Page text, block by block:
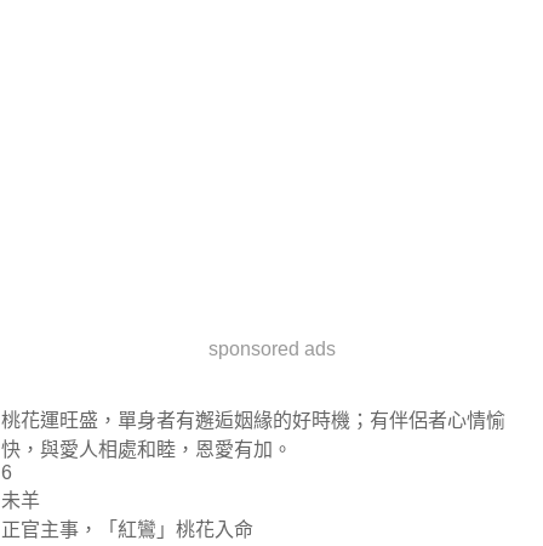
sponsored ads
桃花運旺盛，單身者有邂逅姻緣的好時機；有伴侶者心情愉
快，與愛人相處和睦，恩愛有加。
6
未羊
正官主事，「紅鸞」桃花入命